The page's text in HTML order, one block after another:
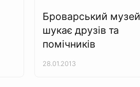
Броварський музей
шукає друзів та
помічників
28.01.2013